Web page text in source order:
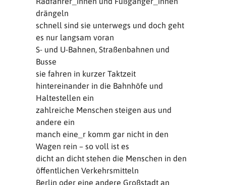
drängeln
schnell sind sie unterwegs und doch geht
es nur langsam voran
S- und U-Bahnen, Straßenbahnen und
Busse
sie fahren in kurzer Taktzeit
hintereinander in die Bahnhöfe und
Haltestellen ein
zahlreiche Menschen steigen aus und
andere ein
manch eine_r komm gar nicht in den
Wagen rein – so voll ist es
dicht an dicht stehen die Menschen in den
öffentlichen Verkehrsmitteln
Berlin oder eine andere Großstadt an